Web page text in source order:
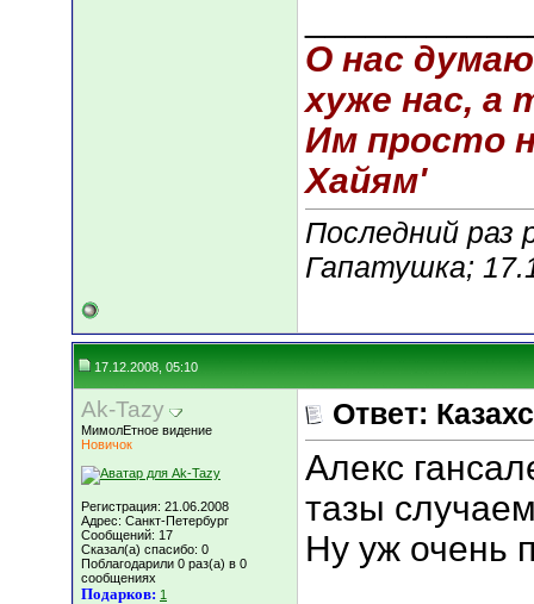
О нас
хуже нас, а
Им просто
Хайям'
Последний раз
Гапатушка;
17.12.2008, 05:10
Ak-Tazy
МимолЕтное видение
Новичок
Регистрация: 21.06.2008
Адрес: Санкт-Петербург
Сообщений: 17
Сказал(а) спасибо: 0
Поблагодарили 0 раз(а) в 0
сообщениях
Подарков: 1
Ответ:
Алекс
тазы
Ну уж очень